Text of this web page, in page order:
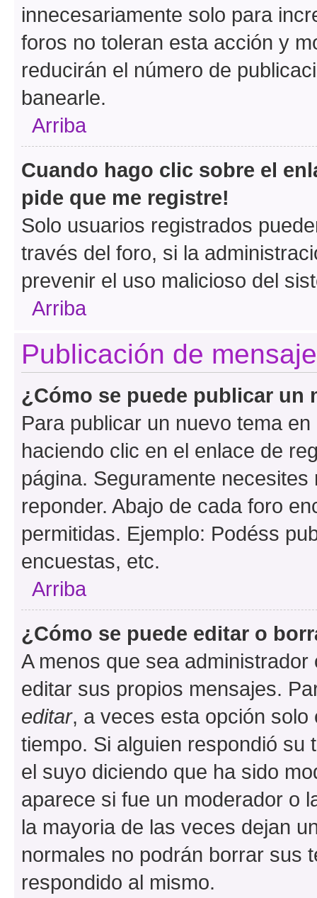
innecesariamente solo para
foros no toleran esta acción y
reducirán el número de
banearle.
Arriba
Cuando hago clic sobre el
pide que me registre!
Solo usuarios registrados
través del foro, si la
prevenir el uso malicioso del
Arriba
Publicación de
¿Cómo se puede publicar un
Para publicar un nuevo tema
haciendo clic en el enlace de
página. Seguramente
reponder. Abajo de cada foro
permitidas. Ejemplo: Podéss
encuestas, etc.
Arriba
¿Cómo se puede editar o
A menos que sea
editar sus propios mensajes.
editar, a veces esta opción
tiempo. Si alguien respondió su
el suyo diciendo que ha sido
aparece si fue un moderador o
la mayoria de las veces dejan
normales no podrán borrar sus
respondido al mismo.